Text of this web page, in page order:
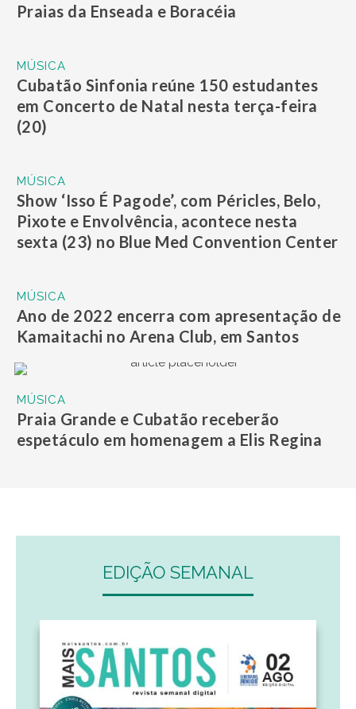
Praias da Enseada e Boracéia
MÚSICA
Cubatão Sinfonia reúne 150 estudantes
em Concerto de Natal nesta terça-feira
(20)
MÚSICA
Show ‘Isso É Pagode’, com Péricles, Belo,
Pixote e Envolvência, acontece nesta
sexta (23) no Blue Med Convention Center
MÚSICA
Ano de 2022 encerra com apresentação de
Kamaitachi no Arena Club, em Santos
MÚSICA
Praia Grande e Cubatão receberão
espetáculo em homenagem a Elis Regina
EDIÇÃO SEMANAL